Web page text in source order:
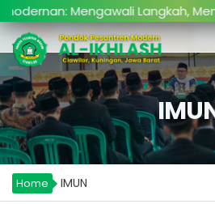
Mengawali Langkah,
Home IMUN